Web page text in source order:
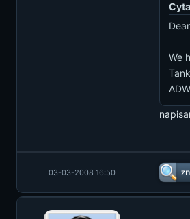
We
03-03-2008 16:50